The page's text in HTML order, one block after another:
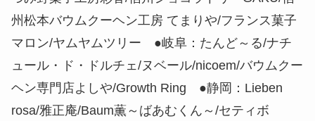
州松本バウムクーヘン工房 てまりや/フランス菓子
マロン/ヤムヤムツリー ●岐阜：たんど～る/ナチ
ュール・ド・ドルチェ/ヌベール/nicoem/バウムクー
ヘン専門店よしや/Growth Ring ●静岡：Lieben
rosa/雅正庵/Baum薫～ばあむくん～/セティボ